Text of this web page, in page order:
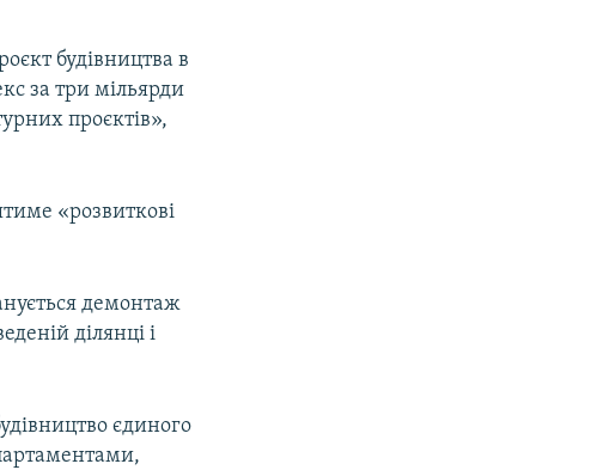
будівництва в
за три мільярди
проєктів»,
«розвиткові
демонтаж
ділянці і
єдиного